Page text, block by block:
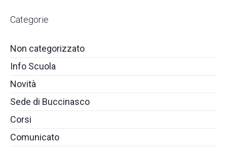
Categorie
Non categorizzato
Info Scuola
Novità
Sede di Buccinasco
Corsi
Comunicato